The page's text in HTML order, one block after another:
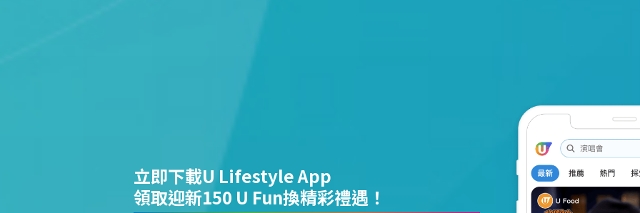
立即下載U Lifestyle App
領取迎新150 U Fun換精彩禮遇！